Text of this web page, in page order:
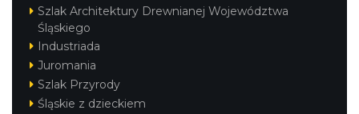
Szlak Architektury Drewnianej Województwa
Śląskiego
Industriada
Juromania
Szlak Przyrody
Śląskie z dzieckiem